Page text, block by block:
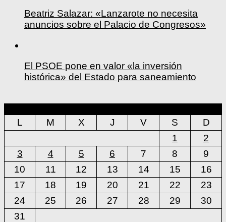
Beatriz Salazar: «Lanzarote no necesita
anuncios sobre el Palacio de Congresos»
El PSOE pone en valor «la inversión
histórica» del Estado para saneamiento
L
M X J V S
D
1
2
3
4 5 6 7 8
9
10
11 12 13 14 15
16
17
18 19 20 21 22
23
24
25 26 27 28 29
30
31